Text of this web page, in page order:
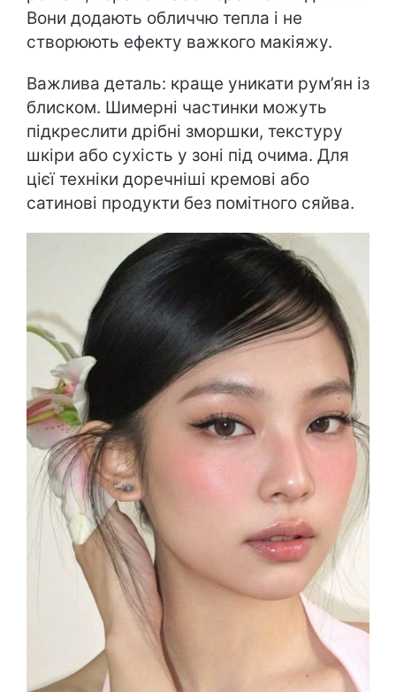
Вони додають обличчю тепла і не
створюють ефекту важкого макіяжу.
Важлива деталь: краще уникати рум’ян із
блиском. Шимерні частинки можуть
підкреслити дрібні зморшки, текстуру
шкіри або сухість у зоні під очима. Для
цієї техніки доречніші кремові або
сатинові продукти без помітного сяйва.